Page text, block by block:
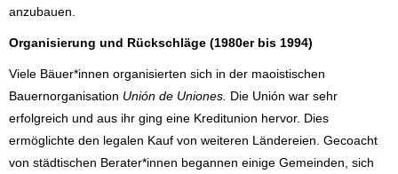
anzubauen.
Organisierung und Rückschläge (1980er bis 1994)
Viele Bäuer*innen organisierten sich in der maoistischen
Bauernorganisation Unión de Uniones. Die Unión war sehr
erfolgreich und aus ihr ging eine Kreditunion hervor. Dies
ermöglichte den legalen Kauf von weiteren Ländereien. Gecoacht
von städtischen Berater*innen begannen einige Gemeinden, sich